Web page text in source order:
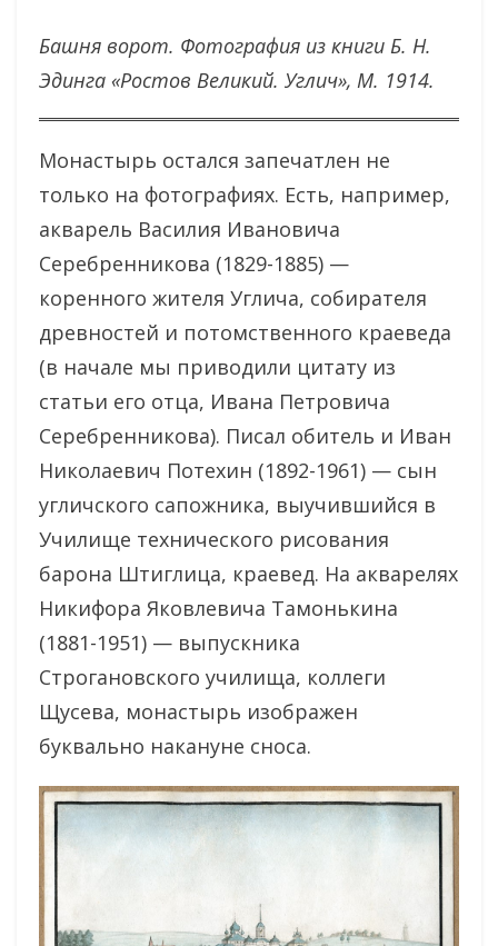
Башня ворот. Фотография из книги Б. Н.
Эдинга «Ростов Великий. Углич», М. 1914.
Монастырь остался запечатлен не
только на фотографиях. Есть, например,
акварель Василия Ивановича
Серебренникова (1829-1885) —
коренного жителя Углича, собирателя
древностей и потомственного краеведа
(в начале мы приводили цитату из
статьи его отца, Ивана Петровича
Серебренникова). Писал обитель и Иван
Николаевич Потехин (1892-1961) — сын
угличского сапожника, выучившийся в
Училище технического рисования
барона Штиглица, краевед. На акварелях
Никифора Яковлевича Тамонькина
(1881-1951) — выпускника
Строгановского училища, коллеги
Щусева, монастырь изображен
буквально накануне сноса.